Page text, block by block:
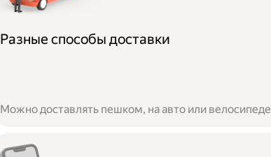
Разные способы доставки
Можно доставлять пешком, на авто или велосипеде